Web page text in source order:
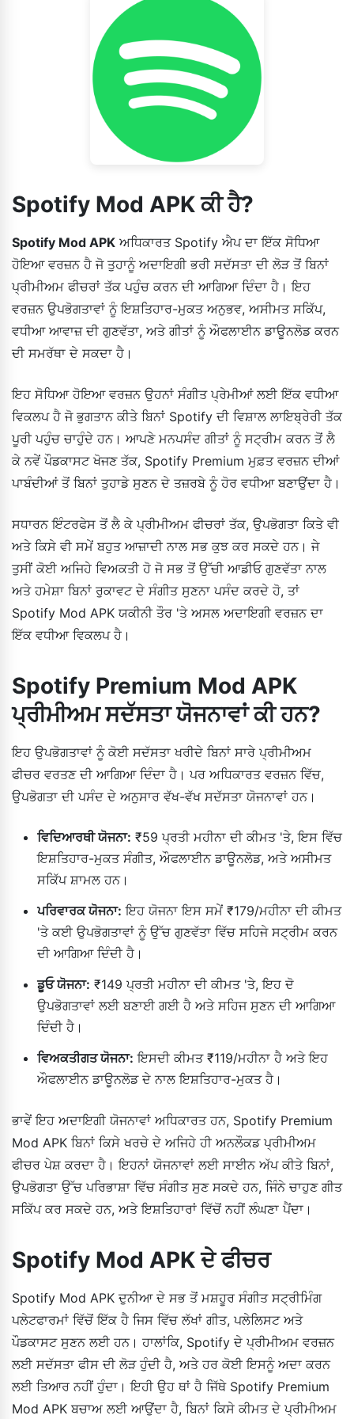
Spotify Mod APK ਕੀ ਹੈ?
Spotify Mod APK ਅਧਿਕਾਰਤ Spotify ਐਪ ਦਾ ਇੱਕ ਸੋਧਿਆ
ਹੋਇਆ ਵਰਜ਼ਨ ਹੈ ਜੋ ਤੁਹਾਨੂੰ ਅਦਾਇਗੀ ਭਰੀ ਸਦੱਸਤਾ ਦੀ ਲੋੜ ਤੋਂ ਬਿਨਾਂ
ਪ੍ਰੀਮੀਅਮ ਫੀਚਰਾਂ ਤੱਕ ਪਹੁੰਚ ਕਰਨ ਦੀ ਆਗਿਆ ਦਿੰਦਾ ਹੈ। ਇਹ
ਵਰਜ਼ਨ ਉਪਭੋਗਤਾਵਾਂ ਨੂੰ ਇਸ਼ਤਿਹਾਰ-ਮੁਕਤ ਅਨੁਭਵ, ਅਸੀਮਤ ਸਕਿੱਪ,
ਵਧੀਆ ਆਵਾਜ਼ ਦੀ ਗੁਣਵੱਤਾ, ਅਤੇ ਗੀਤਾਂ ਨੂੰ ਔਫਲਾਈਨ ਡਾਊਨਲੋਡ ਕਰਨ
ਦੀ ਸਮਰੱਥਾ ਦੇ ਸਕਦਾ ਹੈ।
ਇਹ ਸੋਧਿਆ ਹੋਇਆ ਵਰਜ਼ਨ ਉਹਨਾਂ ਸੰਗੀਤ ਪ੍ਰੇਮੀਆਂ ਲਈ ਇੱਕ ਵਧੀਆ
ਵਿਕਲਪ ਹੈ ਜੋ ਭੁਗਤਾਨ ਕੀਤੇ ਬਿਨਾਂ Spotify ਦੀ ਵਿਸ਼ਾਲ ਲਾਇਬ੍ਰੇਰੀ ਤੱਕ
ਪੂਰੀ ਪਹੁੰਚ ਚਾਹੁੰਦੇ ਹਨ। ਆਪਣੇ ਮਨਪਸੰਦ ਗੀਤਾਂ ਨੂੰ ਸਟ੍ਰੀਮ ਕਰਨ ਤੋਂ ਲੈ
ਕੇ ਨਵੇਂ ਪੌਡਕਾਸਟ ਖੋਜਣ ਤੱਕ, Spotify Premium ਮੁਫ਼ਤ ਵਰਜ਼ਨ ਦੀਆਂ
ਪਾਬੰਦੀਆਂ ਤੋਂ ਬਿਨਾਂ ਤੁਹਾਡੇ ਸੁਣਨ ਦੇ ਤਜ਼ਰਬੇ ਨੂੰ ਹੋਰ ਵਧੀਆ ਬਣਾਉਂਦਾ ਹੈ।
ਸਧਾਰਨ ਇੰਟਰਫੇਸ ਤੋਂ ਲੈ ਕੇ ਪ੍ਰੀਮੀਅਮ ਫੀਚਰਾਂ ਤੱਕ, ਉਪਭੋਗਤਾ ਕਿਤੇ ਵੀ
ਅਤੇ ਕਿਸੇ ਵੀ ਸਮੇਂ ਬਹੁਤ ਆਜ਼ਾਦੀ ਨਾਲ ਸਭ ਕੁਝ ਕਰ ਸਕਦੇ ਹਨ। ਜੇ
ਤੁਸੀਂ ਕੋਈ ਅਜਿਹੇ ਵਿਅਕਤੀ ਹੋ ਜੋ ਸਭ ਤੋਂ ਉੱਚੀ ਆਡੀਓ ਗੁਣਵੱਤਾ ਨਾਲ
ਅਤੇ ਹਮੇਸ਼ਾ ਬਿਨਾਂ ਰੁਕਾਵਟ ਦੇ ਸੰਗੀਤ ਸੁਣਨਾ ਪਸੰਦ ਕਰਦੇ ਹੋ, ਤਾਂ
Spotify Mod APK ਯਕੀਨੀ ਤੌਰ 'ਤੇ ਅਸਲ ਅਦਾਇਗੀ ਵਰਜ਼ਨ ਦਾ
ਇੱਕ ਵਧੀਆ ਵਿਕਲਪ ਹੈ।
Spotify Premium Mod APK
ਪ੍ਰੀਮੀਅਮ ਸਦੱਸਤਾ ਯੋਜਨਾਵਾਂ ਕੀ ਹਨ?
ਇਹ ਉਪਭੋਗਤਾਵਾਂ ਨੂੰ ਕੋਈ ਸਦੱਸਤਾ ਖਰੀਦੇ ਬਿਨਾਂ ਸਾਰੇ ਪ੍ਰੀਮੀਅਮ
ਫੀਚਰ ਵਰਤਣ ਦੀ ਆਗਿਆ ਦਿੰਦਾ ਹੈ। ਪਰ ਅਧਿਕਾਰਤ ਵਰਜ਼ਨ ਵਿੱਚ,
ਉਪਭੋਗਤਾ ਦੀ ਪਸੰਦ ਦੇ ਅਨੁਸਾਰ ਵੱਖ-ਵੱਖ ਸਦੱਸਤਾ ਯੋਜਨਾਵਾਂ ਹਨ।
ਵਿਦਿਆਰਥੀ ਯੋਜਨਾ: ₹59 ਪ੍ਰਤੀ ਮਹੀਨਾ ਦੀ ਕੀਮਤ 'ਤੇ, ਇਸ ਵਿੱਚ
ਇਸ਼ਤਿਹਾਰ-ਮੁਕਤ ਸੰਗੀਤ, ਔਫਲਾਈਨ ਡਾਊਨਲੋਡ, ਅਤੇ ਅਸੀਮਤ
ਸਕਿੱਪ ਸ਼ਾਮਲ ਹਨ।
ਪਰਿਵਾਰਕ ਯੋਜਨਾ: ਇਹ ਯੋਜਨਾ ਇਸ ਸਮੇਂ ₹179/ਮਹੀਨਾ ਦੀ ਕੀਮਤ
'ਤੇ ਕਈ ਉਪਭੋਗਤਾਵਾਂ ਨੂੰ ਉੱਚ ਗੁਣਵੱਤਾ ਵਿੱਚ ਸਹਿਜੇ ਸਟ੍ਰੀਮ ਕਰਨ
ਦੀ ਆਗਿਆ ਦਿੰਦੀ ਹੈ।
ਡੂਓ ਯੋਜਨਾ: ₹149 ਪ੍ਰਤੀ ਮਹੀਨਾ ਦੀ ਕੀਮਤ 'ਤੇ, ਇਹ ਦੋ
ਉਪਭੋਗਤਾਵਾਂ ਲਈ ਬਣਾਈ ਗਈ ਹੈ ਅਤੇ ਸਹਿਜ ਸੁਣਨ ਦੀ ਆਗਿਆ
ਦਿੰਦੀ ਹੈ।
ਵਿਅਕਤੀਗਤ ਯੋਜਨਾ: ਇਸਦੀ ਕੀਮਤ ₹119/ਮਹੀਨਾ ਹੈ ਅਤੇ ਇਹ
ਔਫਲਾਈਨ ਡਾਊਨਲੋਡ ਦੇ ਨਾਲ ਇਸ਼ਤਿਹਾਰ-ਮੁਕਤ ਹੈ।
ਭਾਵੇਂ ਇਹ ਅਦਾਇਗੀ ਯੋਜਨਾਵਾਂ ਅਧਿਕਾਰਤ ਹਨ, Spotify Premium
Mod APK ਬਿਨਾਂ ਕਿਸੇ ਖਰਚੇ ਦੇ ਅਜਿਹੇ ਹੀ ਅਨਲੌਕਡ ਪ੍ਰੀਮੀਅਮ
ਫੀਚਰ ਪੇਸ਼ ਕਰਦਾ ਹੈ। ਇਹਨਾਂ ਯੋਜਨਾਵਾਂ ਲਈ ਸਾਈਨ ਅੱਪ ਕੀਤੇ ਬਿਨਾਂ,
ਉਪਭੋਗਤਾ ਉੱਚ ਪਰਿਭਾਸ਼ਾ ਵਿੱਚ ਸੰਗੀਤ ਸੁਣ ਸਕਦੇ ਹਨ, ਜਿੰਨੇ ਚਾਹੁਣ ਗੀਤ
ਸਕਿੱਪ ਕਰ ਸਕਦੇ ਹਨ, ਅਤੇ ਇਸ਼ਤਿਹਾਰਾਂ ਵਿੱਚੋਂ ਨਹੀਂ ਲੰਘਣਾ ਪੈਂਦਾ।
Spotify Mod APK ਦੇ ਫੀਚਰ
Spotify Mod APK ਦੁਨੀਆ ਦੇ ਸਭ ਤੋਂ ਮਸ਼ਹੂਰ ਸੰਗੀਤ ਸਟ੍ਰੀਮਿੰਗ
ਪਲੇਟਫਾਰਮਾਂ ਵਿੱਚੋਂ ਇੱਕ ਹੈ ਜਿਸ ਵਿੱਚ ਲੱਖਾਂ ਗੀਤ, ਪਲੇਲਿਸਟ ਅਤੇ
ਪੌਡਕਾਸਟ ਸੁਣਨ ਲਈ ਹਨ। ਹਾਲਾਂਕਿ, Spotify ਦੇ ਪ੍ਰੀਮੀਅਮ ਵਰਜ਼ਨ
ਲਈ ਸਦੱਸਤਾ ਫੀਸ ਦੀ ਲੋੜ ਹੁੰਦੀ ਹੈ, ਅਤੇ ਹਰ ਕੋਈ ਇਸਨੂੰ ਅਦਾ ਕਰਨ
ਲਈ ਤਿਆਰ ਨਹੀਂ ਹੁੰਦਾ। ਇਹੀ ਉਹ ਥਾਂ ਹੈ ਜਿੱਥੇ Spotify Premium
Mod APK ਬਚਾਅ ਲਈ ਆਉਂਦਾ ਹੈ, ਬਿਨਾਂ ਕਿਸੇ ਕੀਮਤ ਦੇ ਪ੍ਰੀਮੀਅਮ